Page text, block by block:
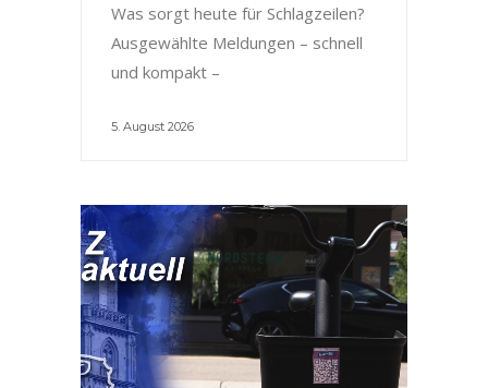
Was sorgt heute für Schlagzeilen?
Ausgewählte Meldungen – schnell
und kompakt –
5. August 2026